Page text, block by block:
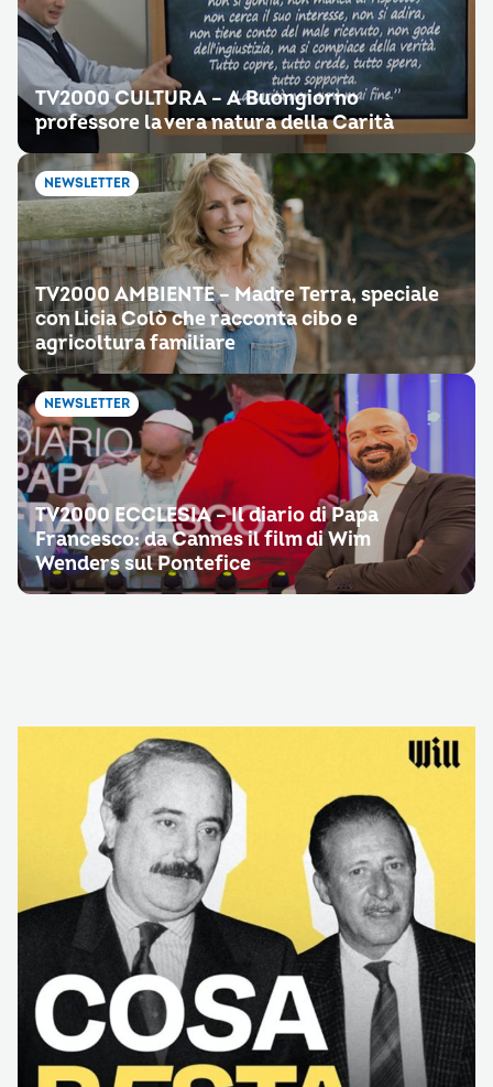
TV2000 CULTURA – A Buongiorno
professore la vera natura della Carità
NEWSLETTER
TV2000 AMBIENTE – Madre Terra, speciale
con Licia Colò che racconta cibo e
agricoltura familiare
NEWSLETTER
TV2000 ECCLESIA – Il diario di Papa
Francesco: da Cannes il film di Wim
Wenders sul Pontefice